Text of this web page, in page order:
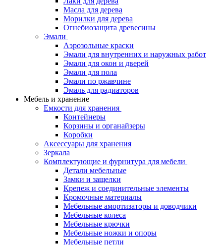
Масла для дерева
Морилки для дерева
Огнебиозащита древесины
Эмали
Аэрозольные краски
Эмали для внутренних и наружных работ
Эмали для окон и дверей
Эмали для пола
Эмали по ржавчине
Эмаль для радиаторов
Мебель и хранение
Емкости для хранения
Контейнеры
Корзины и органайзеры
Коробки
Аксессуары для хранения
Зеркала
Комплектующие и фурнитура для мебели
Детали мебельные
Замки и защелки
Крепеж и соединительные элементы
Кромочные материалы
Мебельные амортизаторы и доводчики
Мебельные колеса
Мебельные крючки
Мебельные ножки и опоры
Мебельные петли